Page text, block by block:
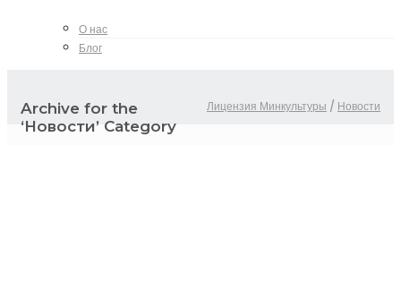
О нас
Блог
Archive for the
‘Новости’ Category
Лицензия Минкультуры / Новости